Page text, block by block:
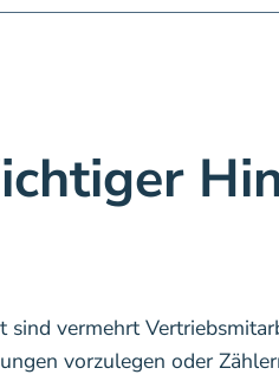
sind vermehrt
vorzulegen oder